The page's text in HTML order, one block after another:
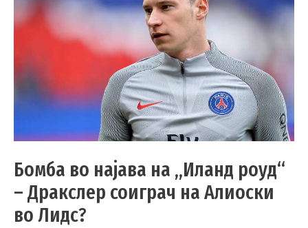
Бомба во најава на „Иланд роуд“
– Дракслер соиграч на Алиоски
во Лидс?